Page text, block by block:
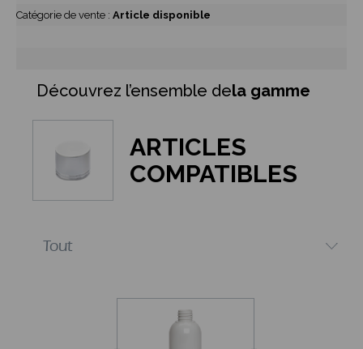
Catégorie de vente : Article disponible
Découvrez l’ensemble dela gamme
ARTICLES
COMPATIBLES